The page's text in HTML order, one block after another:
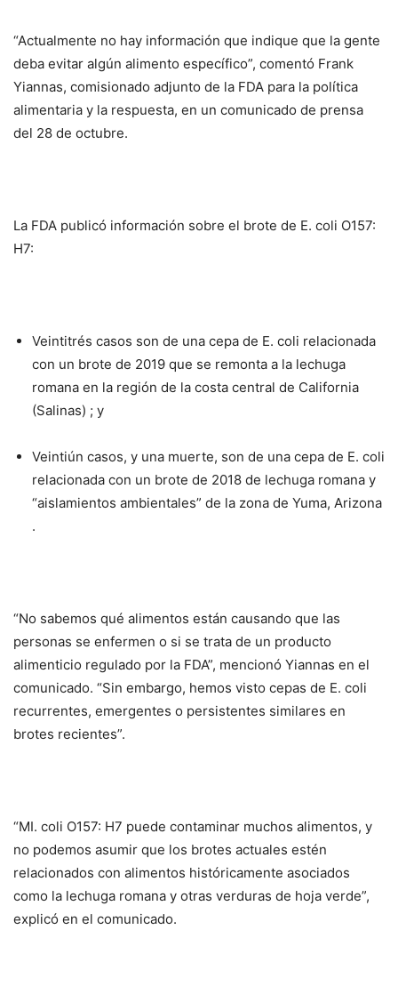
“Actualmente no hay información que indique que la gente
deba evitar algún alimento específico”, comentó Frank
Yiannas, comisionado adjunto de la FDA para la política
alimentaria y la respuesta, en un comunicado de prensa
del 28 de octubre.
La FDA publicó información sobre el brote de E. coli O157:
H7:
Veintitrés casos son de una cepa de E. coli relacionada
con un brote de 2019 que se remonta a la lechuga
romana en la región de la costa central de California
(Salinas) ; y
Veintiún casos, y una muerte, son de una cepa de E. coli
relacionada con un brote de 2018 de lechuga romana y
“aislamientos ambientales” de la zona de Yuma, Arizona
.
“No sabemos qué alimentos están causando que las
personas se enfermen o si se trata de un producto
alimenticio regulado por la FDA”, mencionó Yiannas en el
comunicado. “Sin embargo, hemos visto cepas de E. coli
recurrentes, emergentes o persistentes similares en
brotes recientes”.
“MI. coli O157: H7 puede contaminar muchos alimentos, y
no podemos asumir que los brotes actuales estén
relacionados con alimentos históricamente asociados
como la lechuga romana y otras verduras de hoja verde”,
explicó en el comunicado.